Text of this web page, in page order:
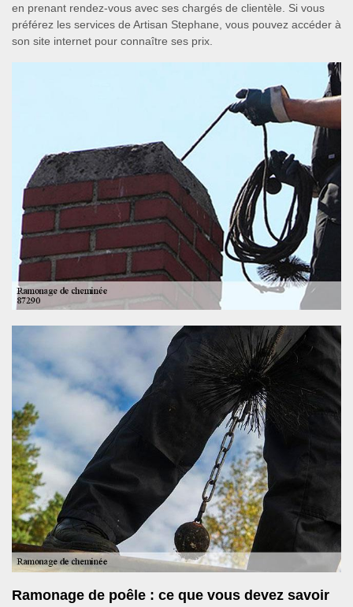
en prenant rendez-vous avec ses chargés de clientèle. Si vous
préférez les services de Artisan Stephane, vous pouvez accéder à
son site internet pour connaître ses prix.
Ramonage de poêle : ce que vous devez savoir